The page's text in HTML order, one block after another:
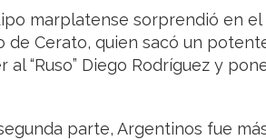
marplatense sorprendió en
de Cerato, quien sacó un
al “Ruso” Diego Rodríguez y
parte, Argentinos fue